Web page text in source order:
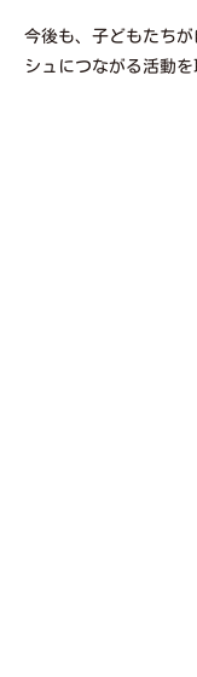
今後も、子どもたち
シュにつながる活動